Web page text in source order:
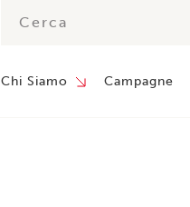
Chi Siamo Campagne